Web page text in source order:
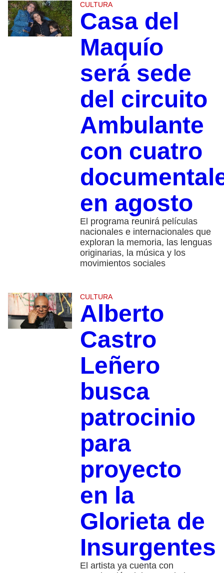
CULTURA
Casa del
Maquío
será sede
del circuito
Ambulante
con cuatro
en agosto
El programa reunirá películas
nacionales e internacionales que
exploran la memoria, las lenguas
originarias, la música y los
movimientos sociales
CULTURA
Alberto
Castro
Leñero
busca
patrocinio
para
proyecto
en la
Glorieta de
Insurgentes
El artista ya cuenta con